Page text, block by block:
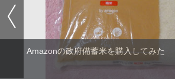
Amazonの政府備蓄米を購入してみた